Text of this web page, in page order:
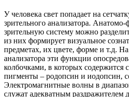
У человека свет попадает на
зрительного анализатора.
зрительную систему можно
из них формирует визуальное
предметах, их цвете, форме и т.д.
анализатора эти функции
колбочками, в которых содержится
пигменты – родопсин и иодопсин,
Электромагнитные волны в
служат адекватным раздражителем